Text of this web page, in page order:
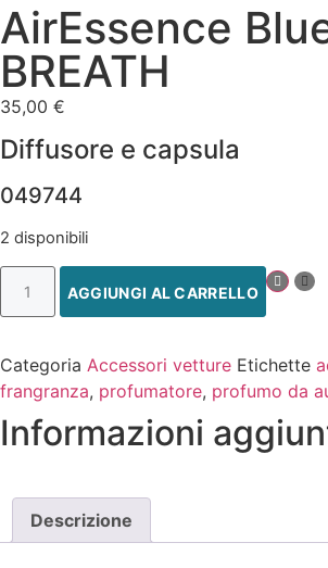
AirEssence
BREATH
35,00 €
Diffusore e capsula
049744
2 disponibili
AGGIUNGI AL CARRELLO
Categoria Accessori vetture Etichette
frangranza, profumatore, profumo da
Informazioni
Descrizione